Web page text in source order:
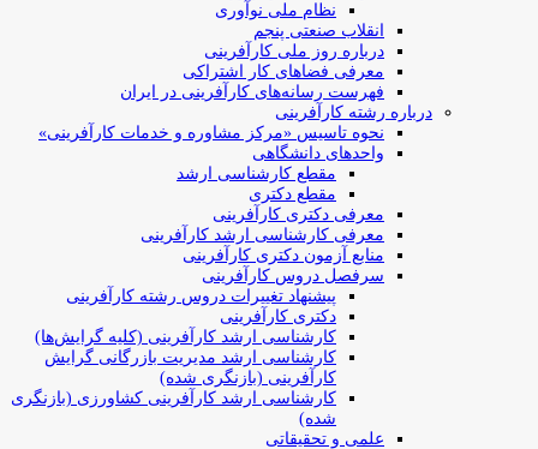
نظام ملی نوآوری
انقلاب صنعتی پنجم
درباره روز ملی کارآفرینی
معرفی فضاهای کار اشتراکی
فهرست رسانه‌های کارآفرینی در ایران
درباره رشته کارآفرینی
نحوه تاسیس «مرکز مشاوره و خدمات کارآفرینی»
واحدهای دانشگاهی
مقطع کارشناسی ارشد
مقطع دکتری
معرفی دکتری کارآفرینی
معرفی کارشناسی ارشد کارآفرینی
منابع آزمون دکتری کارآفرینی
سرفصل دروس کارآفرینی
پیشنهاد تغییرات دروس رشته کارآفرینی
دکتری کارآفرینی
کارشناسی ارشد کارآفرینی (کلیه گرایش‌ها)
کارشناسی ارشد مدیریت بازرگانی گرایش
کارآفرینی (بازنگری شده)
کارشناسی ارشد کارآفرینی کشاورزی (بازنگری
شده)
علمی و تحقیقاتی